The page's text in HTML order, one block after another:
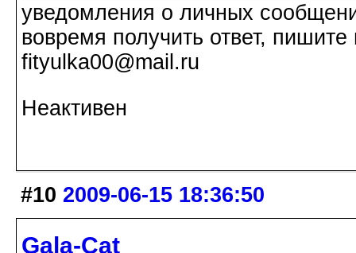
уведомления о личных
вовремя получить ответ,
fityulka00@mail.ru
Неактивен
#10 2009-06-15 18:36:50
Gala-Cat